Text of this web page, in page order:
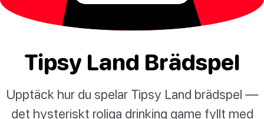
Tipsy Land Brädspel
Upptäck hur du spelar Tipsy Land brädspel —
det hysteriskt roliga drinking game fyllt med